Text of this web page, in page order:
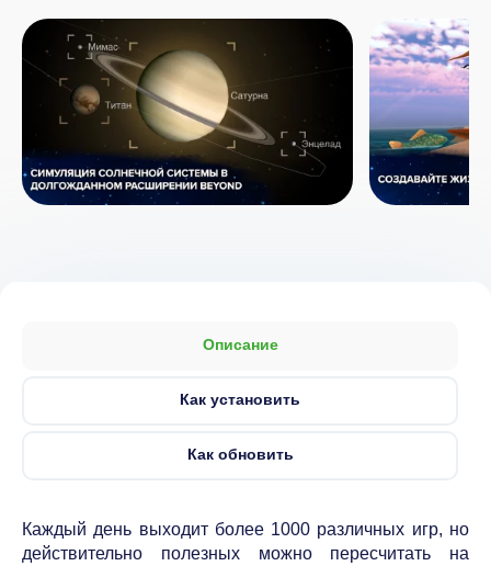
Описание
Как установить
Как обновить
Каждый день выходит более 1000 различных игр, но
действительно полезных можно пересчитать на